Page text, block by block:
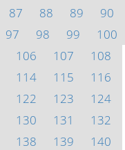
87 88 89
90
97 98 99
100
106 107
108
114 115
116
122 123
124
130 131
132
138 139
140